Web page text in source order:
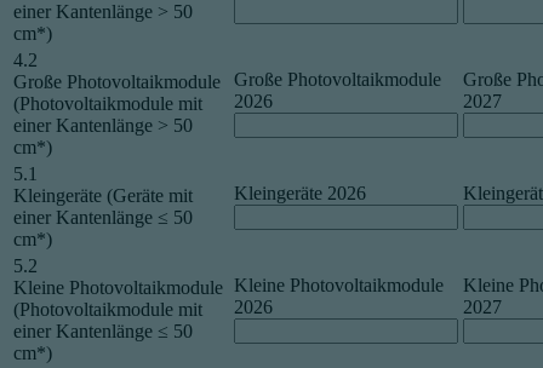
einer Kantenlänge > 50
cm*)
4.2
Große Photovoltaikmodule
(Photovoltaikmodule mit
einer Kantenlänge > 50
cm*)
Große Photovoltaikmodule
2026
Große
2027
5.1
Kleingeräte (Geräte mit
einer Kantenlänge ≤ 50
cm*)
Kleingeräte 2026
5.2
Kleine Photovoltaikmodule
(Photovoltaikmodule mit
einer Kantenlänge ≤ 50
cm*)
Kleine Photovoltaikmodule
2026
Kleine
2027